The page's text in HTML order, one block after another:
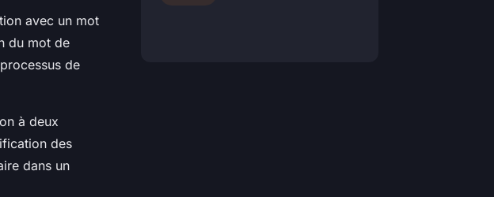
avec un mot
du mot de
de
à deux
des
dans un